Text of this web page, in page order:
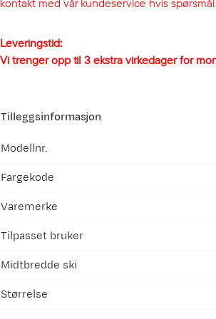
kontakt med vår kundeservice hvis
Leveringstid:
Vi trenger opp til 3 ekstra virkedager for
Tilleggsinformasjon
Modellnr.
Fargekode
Varemerke
Tilpasset bruker
Midtbredde ski
Størrelse